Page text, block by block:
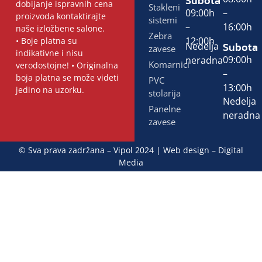
dobijanje ispravnih cena
proizvoda kontaktirajte
naše izložbene salone.
• Boje platna su
indikativne i nisu
verodostojne! • Originalna
boja platna se može videti
jedino na uzorku.
Stakleni
sistemi
Zebra
zavese
Komarnici
PVC
stolarija
Panelne
zavese
09:00h
–
12:00h
Nedelja
neradna
–
16:00h
Subota
09:00h
–
13:00h
Nedelja
neradna
© Sva prava zadržana – Vipol 2024 | Web design – Digital
Media